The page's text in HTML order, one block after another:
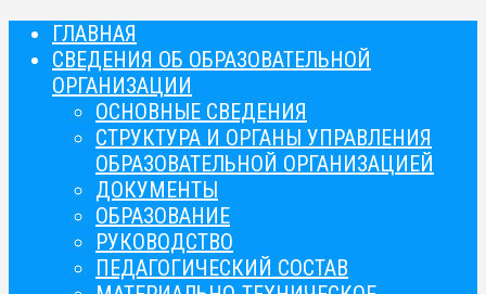
ГЛАВНАЯ
СВЕДЕНИЯ ОБ ОБРАЗОВАТЕЛЬНОЙ
ОРГАНИЗАЦИИ
ОСНОВНЫЕ СВЕДЕНИЯ
СТРУКТУРА И ОРГАНЫ УПРАВЛЕНИЯ
ОБРАЗОВАТЕЛЬНОЙ ОРГАНИЗАЦИЕЙ
ДОКУМЕНТЫ
ОБРАЗОВАНИЕ
РУКОВОДСТВО
ПЕДАГОГИЧЕСКИЙ СОСТАВ